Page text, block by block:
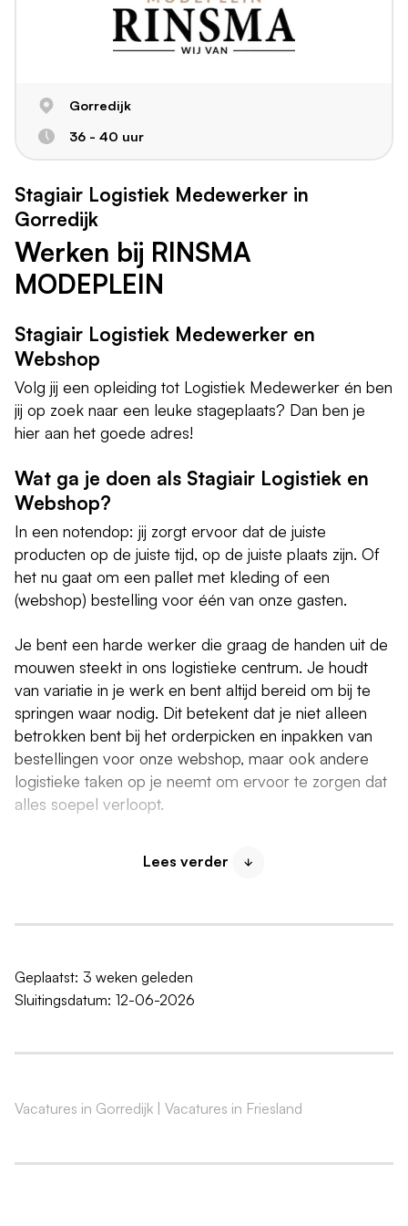
Gorredijk
36 - 40 uur
Stagiair Logistiek Medewerker in
Gorredijk
Werken bij RINSMA
MODEPLEIN
Stagiair Logistiek Medewerker en
Webshop
Volg jij een opleiding tot Logistiek Medewerker én ben
jij op zoek naar een leuke stageplaats? Dan ben je
hier aan het goede adres!
Wat ga je doen als Stagiair Logistiek en
Webshop?
In een notendop: jij zorgt ervoor dat de juiste
producten op de juiste tijd, op de juiste plaats zijn. Of
het nu gaat om een pallet met kleding of een
(webshop) bestelling voor één van onze gasten.
Je bent een harde werker die graag de handen uit de
mouwen steekt in ons logistieke centrum. Je houdt
van variatie in je werk en bent altijd bereid om bij te
springen waar nodig. Dit betekent dat je niet alleen
betrokken bent bij het orderpicken en inpakken van
bestellingen voor onze webshop, maar ook andere
logistieke taken op je neemt om ervoor te zorgen dat
alles soepel verloopt.
fysiek bezig wil zijn? Ja? Check! We nodigen je graag
Geen ervaring of een achtergrond in een ander
vakgebied? Dat is geen probleem, wij leiden je
Rinsma Modeplein en als dat zo is, kan jij bij ons
Lees verder
Geplaatst: 3 weken geleden
Sluitingsdatum: 12-06-2026
Vacatures in Gorredijk | Vacatures in Friesland